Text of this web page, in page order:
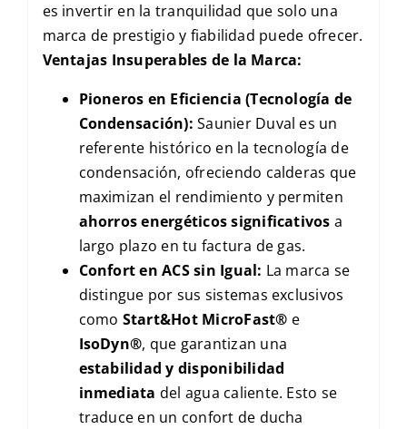
es invertir en la tranquilidad que solo una
marca de prestigio y fiabilidad puede ofrecer.
Ventajas Insuperables de la Marca:
Pioneros en Eficiencia (Tecnología de
Condensación): Saunier Duval es un
referente histórico en la tecnología de
condensación, ofreciendo calderas que
maximizan el rendimiento y permiten
ahorros energéticos significativos a
largo plazo en tu factura de gas.
Confort en ACS sin Igual: La marca se
distingue por sus sistemas exclusivos
como Start&Hot MicroFast® e
IsoDyn®, que garantizan una
estabilidad y disponibilidad
inmediata del agua caliente. Esto se
traduce en un confort de ducha